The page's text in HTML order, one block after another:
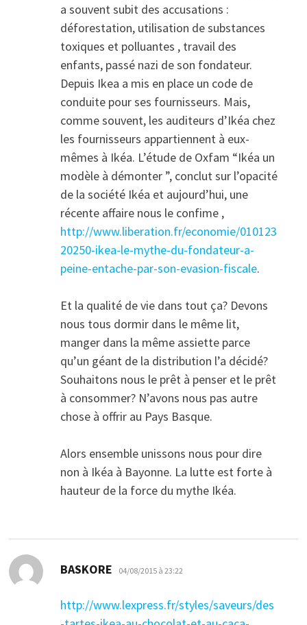
a souvent subit des accusations :
déforestation, utilisation de substances
toxiques et polluantes , travail des
enfants, passé nazi de son fondateur.
Depuis Ikea a mis en place un code de
conduite pour ses fournisseurs. Mais,
comme souvent, les auditeurs d’Ikéa chez
les fournisseurs appartiennent à eux-
mêmes à Ikéa. L’étude de Oxfam “Ikéa un
modèle à démonter ”, conclut sur l’opacité
de la société Ikéa et aujourd’hui, une
récente affaire nous le confime ,
http://www.liberation.fr/economie/010123
20250-ikea-le-mythe-du-fondateur-a-
peine-entache-par-son-evasion-fiscale.
Et la qualité de vie dans tout ça? Devons
nous tous dormir dans le même lit,
manger dans la même assiette parce
qu’un géant de la distribution l’a décidé?
Souhaitons nous le prêt à penser et le prêt
à consommer? N’avons nous pas autre
chose à offrir au Pays Basque.
Alors ensemble unissons nous pour dire
non à Ikéa à Bayonne. La lutte est forte à
hauteur de la force du mythe Ikéa.
BASKORE dit :
04/08/2015 à 23:22
http://www.lexpress.fr/styles/saveurs/des